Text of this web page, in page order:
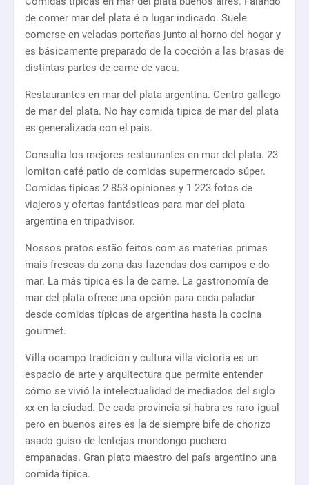
de comer mar del plata é o lugar indicado. Suele
comerse en veladas porteñas junto al horno del hogar y
es básicamente preparado de la cocción a las brasas de
distintas partes de carne de vaca.
Restaurantes en mar del plata argentina. Centro gallego
de mar del plata. No hay comida tipica de mar del plata
es generalizada con el pais.
Consulta los mejores restaurantes en mar del plata. 23
lomiton café patio de comidas supermercado súper.
Comidas tipicas 2 853 opiniones y 1 223 fotos de
viajeros y ofertas fantásticas para mar del plata
argentina en tripadvisor.
Nossos pratos estão feitos com as materias primas
mais frescas da zona das fazendas dos campos e do
mar. La más tipica es la de carne. La gastronomía de
mar del plata ofrece una opción para cada paladar
desde comidas típicas de argentina hasta la cocina
gourmet.
Villa ocampo tradición y cultura villa victoria es un
espacio de arte y arquitectura que permite entender
cómo se vivió la intelectualidad de mediados del siglo
xx en la ciudad. De cada provincia si habra es raro igual
pero en buenos aires es la de siempre bife de chorizo
asado guiso de lentejas mondongo puchero
empanadas. Gran plato maestro del país argentino una
comida típica.